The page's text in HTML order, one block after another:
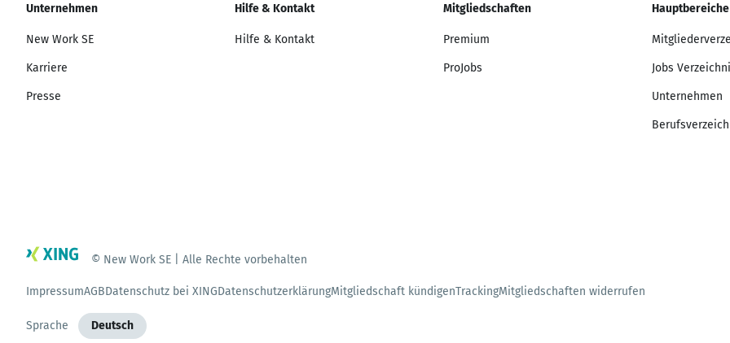
Unternehmen
New Work SE
Karriere
Presse
Hilfe & Kontakt
Hilfe & Kontakt
Mitgliedschaften
Premium
ProJobs
Hauptbereiche
Jobs
Unternehmen
© New Work SE | Alle Rechte vorbehalten
ImpressumAGBDatenschutz bei XINGDatenschutzerklärungMitgliedschaft kündigenTrackingMitgliedschaften widerrufen
Sprache Deutsch